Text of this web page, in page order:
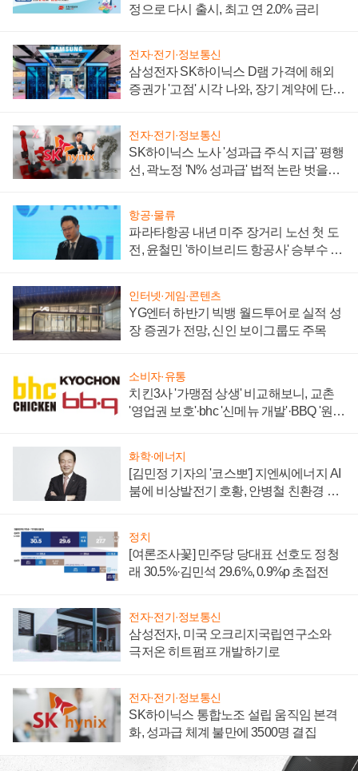
정으로 다시 출시, 최고 연 2.0% 금리
전자·전기·정보통신
삼성전자 SK하이닉스 D램 가격에 해외
증권가 '고점' 시각 나와, 장기 계약에 단점
전자·전기·정보통신
SK하이닉스 노사 '성과급 주식 지급' 평행
선, 곽노정 'N% 성과급' 법적 논란 벗을지
항공·물류
파라타항공 내년 미주 장거리 노선 첫 도
전, 윤철민 '하이브리드 항공사' 승부수 통
인터넷·게임·콘텐츠
YG엔터 하반기 빅뱅 월드투어로 실적 성
장 증권가 전망, 신인 보이그룹도 주목
소비자·유통
치킨3사 '가맹점 상생' 비교해보니, 교촌
'영업권 보호'·bhc '신메뉴 개발'·BBQ '원가
화학·에너지
[김민정 기자의 '코스뽀'] 지엔씨에너지 AI
붐에 비상발전기 호황, 안병철 친환경 에
정치
[여론조사꽃] 민주당 당대표 선호도 정청
래 30.5%·김민석 29.6%, 0.9%p 초접전
전자·전기·정보통신
삼성전자, 미국 오크리지국립연구소와
극저온 히트펌프 개발하기로
전자·전기·정보통신
SK하이닉스 통합노조 설립 움직임 본격
화, 성과급 체계 불만에 3500명 결집